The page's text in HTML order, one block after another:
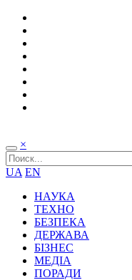
×
UA EN
НАУКА
ТЕХНО
БЕЗПЕКА
ДЕРЖАВА
БІЗНЕС
МЕДІА
ПОРАДИ